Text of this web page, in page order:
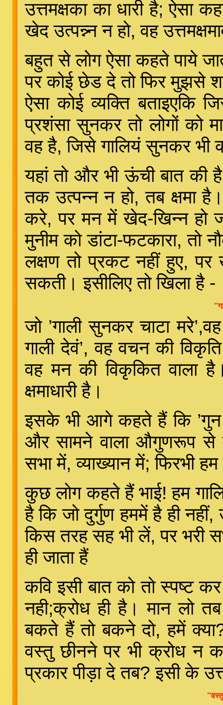
उत्तमक्षका का धारी है; ऐसा
खेद उत्पन्न्न न हो, वह
बहुत से लोग ऐसा कहते पाये
पर कोई छेड दे तो फिर मुझसे
ऐसा कोई व्यक्ति
प्रशंसा सुनकर तो लोगों को
वह है, जिसे गालियं सुनकर
यहां तो और भी ऊंची बात की
तक उत्पन्न न हो, तब क्षमा
करे, पर मन में खेद-खिन्न हो
मुनीम को डांटा-फटकारा,
लक्षण तो प्रकट नहीं हुए, पर
सकती। इसीलिए तो खिला है -
जो ’गाली सुनकर चाटा
गाली देवं’, वह वचन की
वह मन की विकृकित वाला
क्षमाधारी है।
इसके भी आगे कहते हैं कि ’गुन
और सामने वाला औगुणरूप से
सभा में, व्याख्यान में; फिरभी हम
कुछ लोग कहते हैं भाई! हम
है कि जो दुर्गुण हममें है ही
किस तरह सह भी लें, पर भरी
ही जाता हैं
कवि इसी बात को तो स्पष्ट
नही;क्रोध ही है। मान लो
बकते हैं तो बकने दो, हमें
वस्तु छीनने पर भी क्रोध न
प्रकार पीड़ा दे तब? इसी के